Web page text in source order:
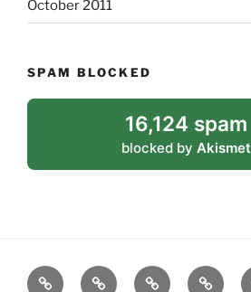
October 2011
SPAM BLOCKED
16,124 spam
blocked by Akismet
blog biografiebibliografiepoëzie